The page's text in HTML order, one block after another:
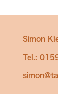
Simon
Tel.: